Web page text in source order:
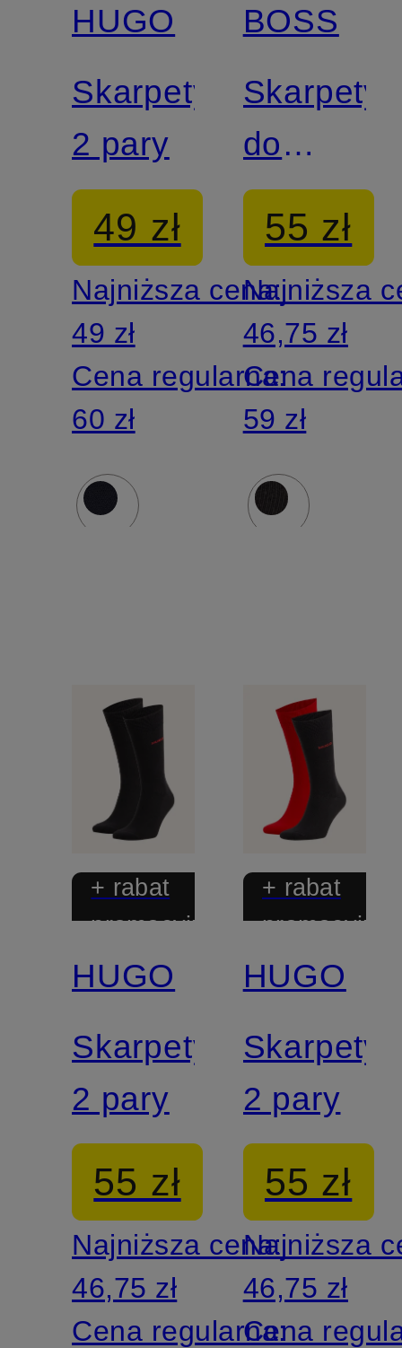
HUGO
Skarpety,
2 pary
49 zł
Najniższa cena:
49 zł
Cena regularna:
60 zł
BOSS
Skarpety
do
obuwia
2 pary
55 zł
Najniższa
46,75 zł
Cena
59 zł
+ rabat
promocyjny
HUGO
Skarpety,
2 pary
55 zł
Najniższa cena:
46,75 zł
Cena regularna:
+ rabat
promocyjny
HUGO
Skarpety,
2 pary
55 zł
Najniższa
46,75 zł
Cena